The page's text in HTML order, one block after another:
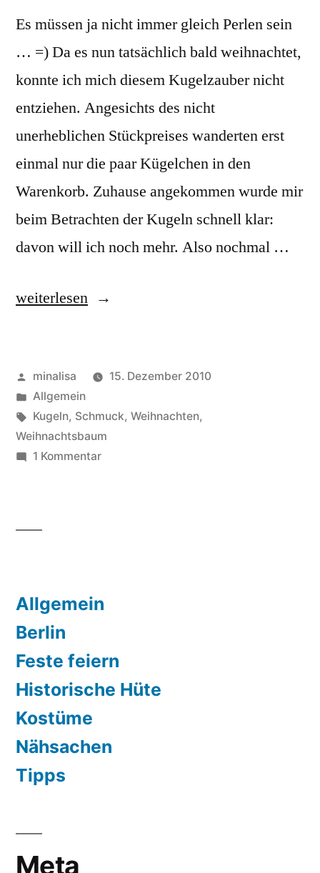
Es müssen ja nicht immer gleich Perlen sein
… =) Da es nun tatsächlich bald weihnachtet,
konnte ich mich diesem Kugelzauber nicht
entziehen. Angesichts des nicht
unerheblichen Stückpreises wanderten erst
einmal nur die paar Kügelchen in den
Warenkorb. Zuhause angekommen wurde mir
beim Betrachten der Kugeln schnell klar:
davon will ich noch mehr. Also nochmal …
„Neuer
Weihnachten“
weiterlesen
Veröffentlicht
von
minalisa
15. Dezember 2010
Veröffentlicht
unter
Allgemein
Schlagwörter:
Kugeln, Schmuck, Weihnachten,
Weihnachtsbaum
1 Kommentarzu
Allgemein
Berlin
Feste feiern
Historische Hüte
Kostüme
Nähsachen
Tipps
Meta